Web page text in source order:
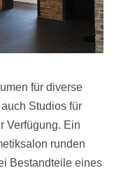
für diverse
Studios für
Verfügung. Ein
runden
Bestandteile eines